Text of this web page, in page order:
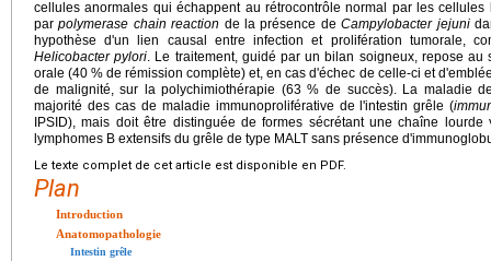
cellules anormales qui échappent au rétrocontrôle normal par les cellules
parpolymerase chain reaction de la présence deCampylobacter jejuni
hypothèse d'un lien causal entre infection et prolifération tumorale,
Helicobacter pylori. Le traitement, guidé par un bilan soigneux, repose
orale (40 % de rémission complète) et, en cas d'échec de celle-ci et
de malignité, sur la polychimiothérapie (63 % de succès). La maladie
majorité des cas de maladie immunoproliférative de l'intestin grêle (
IPSID), mais doit être distinguée de formes sécrétant une chaîne
lymphomes B extensifs du grêle de type MALT sans présence
Le texte complet de cet article est disponible en PDF.
Plan
Introduction
Anatomopathologie
Intestin grêle